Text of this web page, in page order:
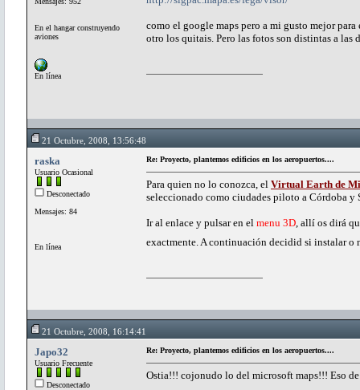
En el hangar construyendo
aviones
En línea
como el google maps pero a mi gusto mejor
otro los quitais. Pero las fotos son distintas a las
21 Octubre, 2008, 13:56:48
raska
Usuario Ocasional
Desconectado
Mensajes: 84
En línea
Re: Proyecto, plantemos edificios en los aeropuertos....
Para quien no lo conozca, el Virtual Earth de
seleccionado como ciudades piloto a Córdoba y
Ir al enlace y pulsar en el menu 3D , allí os dirá
exactmente. A continuación decidid si instalar
21 Octubre, 2008, 16:14:41
Japo32
Usuario Frecuente
Desconectado
Re: Proyecto, plantemos edificios en los aeropuertos....
Ostia!!! cojonudo lo del microsoft maps!!! Eso